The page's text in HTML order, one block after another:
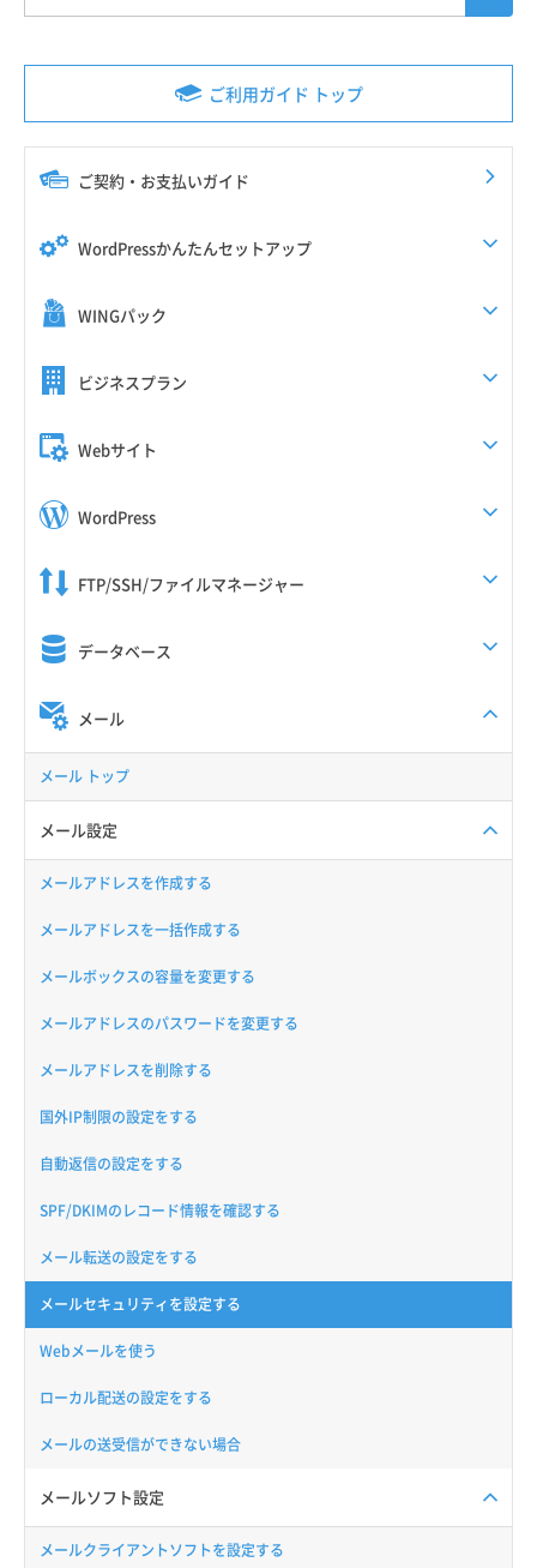
ご利用ガイド トップ
ご契約・お支払いガイド
WordPressかんたんセットアップ
WINGパック
ビジネスプラン
Webサイト
WordPress
FTP/SSH/ファイルマネージャー
データベース
メール
メール トップ
メール設定
メールアドレスを作成する
メールアドレスを一括作成する
メールボックスの容量を変更する
メールアドレスのパスワードを変更する
メールアドレスを削除する
国外IP制限の設定をする
自動返信の設定をする
SPF/DKIMのレコード情報を確認する
メール転送の設定をする
メールセキュリティを設定する
Webメールを使う
ローカル配送の設定をする
メールの送受信ができない場合
メールソフト設定
メールクライアントソフトを設定する